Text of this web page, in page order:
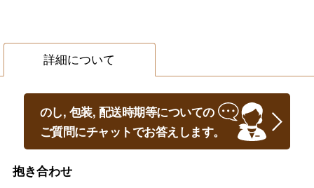
詳細について
のし, 包装, 配送時期等についての
ご質問にチャットでお答えします。
抱き合わせ